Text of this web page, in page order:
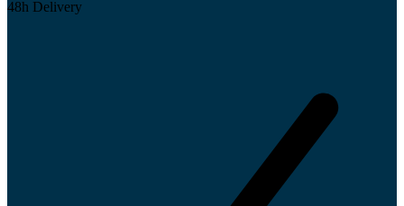
48h Delivery